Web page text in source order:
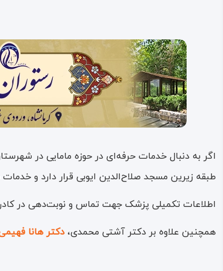
اگر به دنبال خدمات حرفه‌ای در حوزه مامایی در
طبقه زیرین مسجد صلاح‌الدین ایوبی قرار دارد و خدمات
اطلاعات تکمیلی پزشک جهت تماس و نوبت‌دهی در
همچنین علاوه بر دکتر آشتی محمدی، دکتر هانا